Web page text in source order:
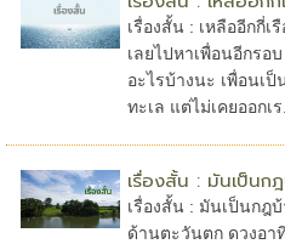
เรื่องสั้น : เหลืออีกกี่เ
เลยไปหาเพื่อนอีกรอ
อะไรบ้างนะ เพื่อนเ
ทะเล แต่ไม่เคยออกเร
เรื่องสั้น : มันเป็น
เรื่องสั้น : มันเป็นกฎ
ด้านตะวันตก ดวงอา